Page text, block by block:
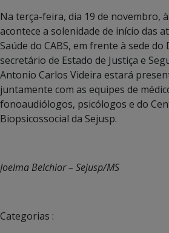
Na terça-feira, dia 19 de novembro,
acontece a solenidade de início das
Saúde do CABS, em frente à sede do
secretário de Estado de Justiça e
Antonio Carlos Videira estará
juntamente com as equipes de
fonoaudiólogos, psicólogos e do
Biopsicossocial da Sejusp.
Joelma Belchior – Sejusp/MS
Categorias :